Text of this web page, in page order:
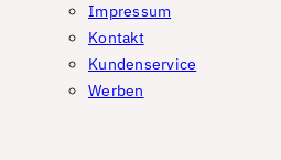
Impressum
Kontakt
Kundenservice
Werben